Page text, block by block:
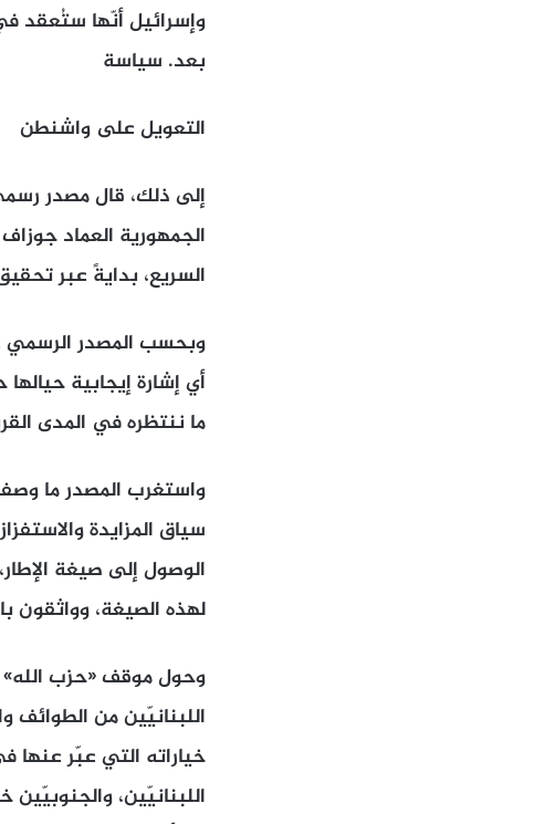
بعد. سياسة
التعويل على واشنطن
إلى ذلك، قال مصدر
الجمهورية العماد
السريع، بدايةً عبر
وبحسب المصدر الرسمي
أي إشارة إيجابية
ما ننتظره في المدى
واستغرب المصدر ما
سياق المزايدة
الوصول إلى صيغة
لهذه الصيغة، وواثقون
وحول موقف «حزب الله»
اللبنانيّين من
خياراته التي عبّر
اللبنانيّين،